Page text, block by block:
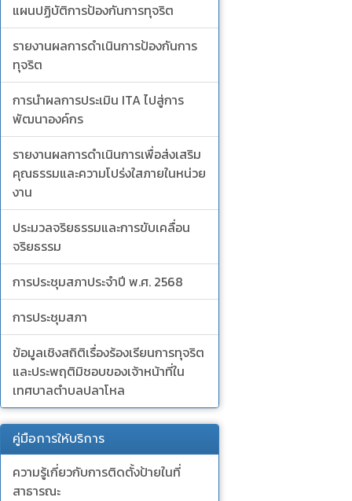
แผนปฏิบัติการป้องกันการทุจริต
รายงานผลการดำเนินการป้องกันการ
ทุจริต
การนำผลการประเมิน ITA ไปสู่การ
พัฒนาองค์กร
รายงานผลการดำเนินการเพื่อส่งเสริม
คุณธรรมและความโปร่งใสภายในหน่วย
งาน
ประมวลจริยธรรมและการขับเคลื่อน
จริยธรรม
การประชุมสภาประจำปี พ.ศ. 2568
การประชุมสภา
ข้อมูลเชิงสถิติเรื่องร้องเรียนการทุจริต
และประพฤติมิชอบของเจ้าหน้าที่ใน
เทศบาลตำบลปลาโหล
คู่มือการให้บริการ
ความรู้เกี่ยวกับการติดตั้งป้ายในที่
สาธารณะ